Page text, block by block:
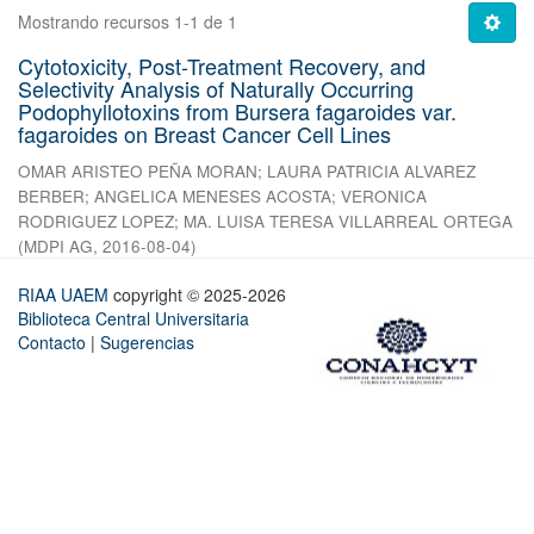
Mostrando recursos 1-1 de 1
Cytotoxicity, Post-Treatment Recovery, and
Selectivity Analysis of Naturally Occurring
Podophyllotoxins from Bursera fagaroides var.
fagaroides on Breast Cancer Cell Lines
OMAR ARISTEO PEÑA MORAN; LAURA PATRICIA ALVAREZ
BERBER; ANGELICA MENESES ACOSTA; VERONICA
RODRIGUEZ LOPEZ; MA. LUISA TERESA VILLARREAL ORTEGA
(MDPI AG, 2016-08-04)
RIAA UAEM copyright © 2025-2026
Biblioteca Central Universitaria
Contacto | Sugerencias